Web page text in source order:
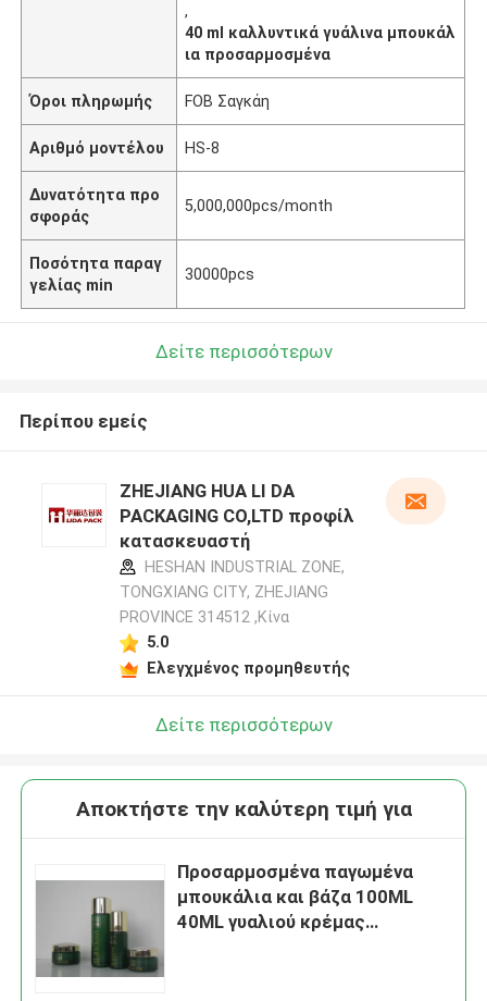
,
40 ml καλλυντικά γυάλινα μπουκάλ
ια προσαρμοσμένα
Όροι πληρωμής FOB Σαγκάη
Αριθμό μοντέλου HS-8
Δυνατότητα προ
σφοράς
5,000,000pcs/month
Ποσότητα παραγ
γελίας min
30000pcs
Δείτε περισσότερων
Περίπου εμείς
ZHEJIANG HUA LI DA
PACKAGING CO,LTD προφίλ
κατασκευαστή
HESHAN INDUSTRIAL ZONE,
TONGXIANG CITY, ZHEJIANG
PROVINCE 314512 ,Κίνα
5.0
Ελεγχμένος προμηθευτής
Δείτε περισσότερων
Αποκτήστε την καλύτερη τιμή για
Προσαρμοσμένα παγωμένα
μπουκάλια και βάζα 100ML
40ML γυαλιού κρέμας